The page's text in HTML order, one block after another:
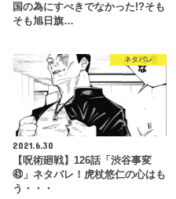
国の為にすべきでなかった!?そも
そも旭日旗…
ネタバレ
2021.6.30
【呪術廻戦】126話「渋谷事変
㊸」ネタバレ！虎杖悠仁の心はも
う・・・